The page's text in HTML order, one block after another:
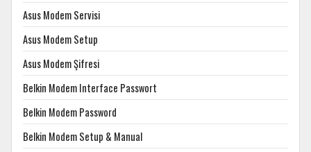
Asus Modem Servisi
Asus Modem Setup
Asus Modem Şifresi
Belkin Modem Interface Passwort
Belkin Modem Password
Belkin Modem Setup & Manual